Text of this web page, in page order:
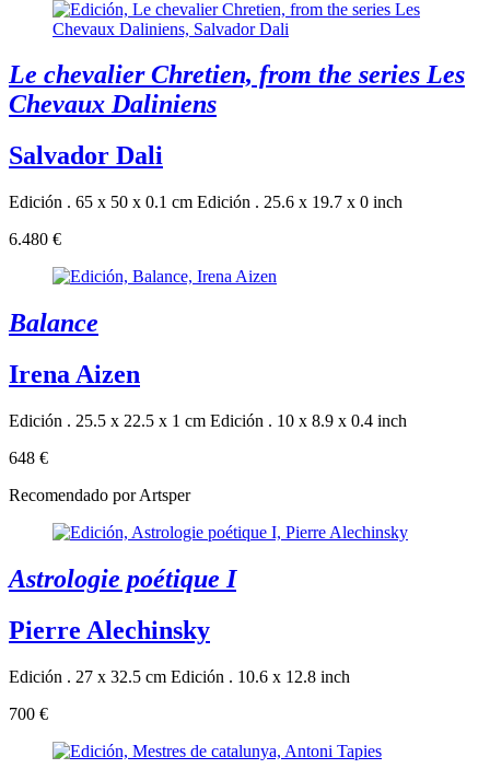
Le chevalier Chretien, from the series Les
Chevaux Daliniens
Salvador Dali
Edición . 65 x 50 x 0.1 cm Edición . 25.6 x 19.7 x 0 inch
6.480 €
Balance
Irena Aizen
Edición . 25.5 x 22.5 x 1 cm Edición . 10 x 8.9 x 0.4 inch
648 €
Recomendado por Artsper
Astrologie poétique I
Pierre Alechinsky
Edición . 27 x 32.5 cm Edición . 10.6 x 12.8 inch
700 €